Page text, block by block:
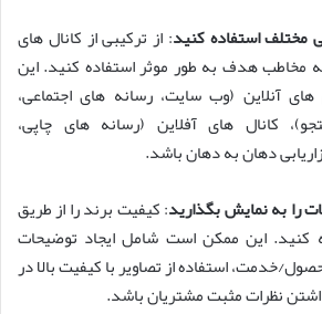
مختلف استفاده کنید: از ترکیبی از کانال های
به مخاطب هدف به طور موثر استفاده کنید. این
آنلاین (وب سایت، رسانه های اجتماعی،
کانال های آفلاین (رسانه های چاپی،
دهان به دهان باشد.
را به نمایش بگذارید: کیفیت برند را از طریق
کنید. این ممکن است شامل ایجاد توضیحات
خدمت، استفاده از تصاویر با کیفیت بالا در
نظرات مثبت مشتریان باشد.